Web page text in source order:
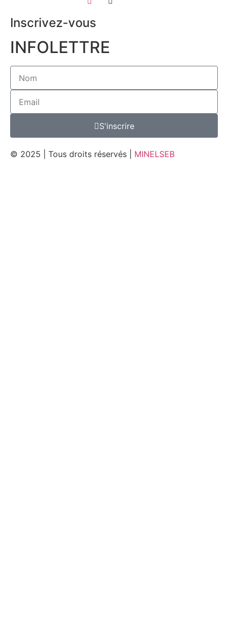
Inscrivez-vous
INFOLETTRE
S'inscrire
© 2025 | Tous droits réservés | MINELSEB